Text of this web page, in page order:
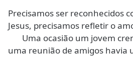
Precisamos ser reconhecidos
Jesus, precisamos refletir o
Uma ocasião um jovem
uma reunião de amigos havia